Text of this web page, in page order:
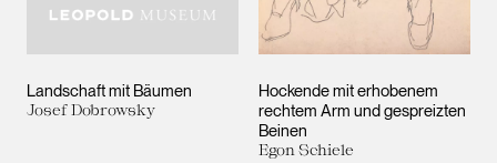
Landschaft mit Bäumen
Josef Dobrowsky
Hockende mit erhobenem
rechtem Arm und gespreizten
Beinen
Egon Schiele